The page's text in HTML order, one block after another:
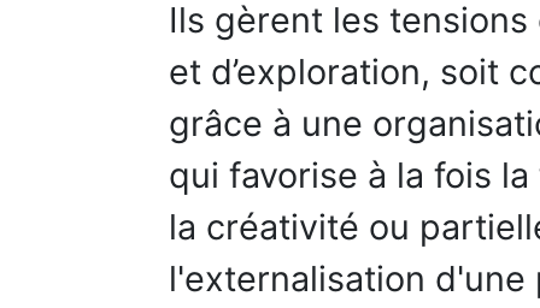
Ils gèrent les
et d’exploration, soit
grâce à une
qui favorise à la fois
la créativité ou
l'externalisation